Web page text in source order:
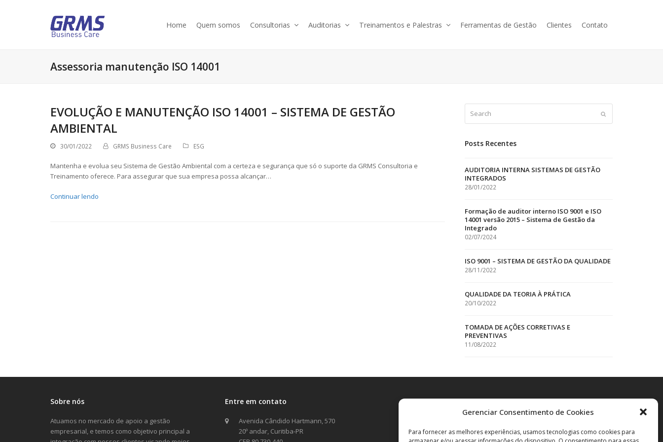
Gerenciar Consentimento de Cookies
Para fornecer as melhores experiências, usamos tecnologias como cookies para
Home Quem somos Consultorias Auditorias Treinamentos e Palestras Ferramentas de Gestão Clientes Contato
Assessoria manutenção ISO 14001
EVOLUÇÃO E MANUTENÇÃO ISO 14001 – SISTEMA DE GESTÃO
AMBIENTAL
30/01/2022 GRMS Business Care ESG
Mantenha e evolua seu Sistema de Gestão Ambiental com a certeza e segurança que só o suporte da GRMS Consultoria e
Treinamento oferece. Para assegurar que sua empresa possa alcançar…
Continuar lendo
Posts Recentes
AUDITORIA INTERNA SISTEMAS DE GESTÃO
INTEGRADOS
28/01/2022
Formação de auditor interno ISO 9001 e ISO
14001 versão 2015 – Sistema de Gestão da
Integrado
02/07/2024
ISO 9001 – SISTEMA DE GESTÃO DA QUALIDADE
28/11/2022
QUALIDADE DA TEORIA À PRÁTICA
20/10/2022
TOMADA DE AÇÕES CORRETIVAS E
PREVENTIVAS
11/08/2022
Sobre nós
Atuamos no mercado de apoio a gestão
empresarial, e temos como objetivo principal a
Entre em contato
Avenida Cândido Hartmann, 570
20º andar, Curitiba-PR